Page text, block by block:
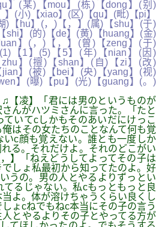
】(某)【mou】(栋)【dong】(别)
】(小)【xiao】(区)【qu】(毗)【pi】
)【hu】(，)【，】(属)【shu】(于)
shi】(的)【de】(黄)【huang】(金)
】(，)【，】(曾)【zeng】(于)
【1】(5)【5】(年)【nian】(因)
】(擅)【shan】(自)【zi】(改)
jian】(被)【bei】(央)【yang】(视)
】(曝)【pu】(光)【guang】(。)
凌】「君には男のというものが
んがハツミさんに言った。「たと
ていてcしかもそのあいだにけっこ
はその女たちのことなんて何も覚
いc顔も覚えない。誰とも一度しか
る。それだけよ。それのどこがい
】「ねえどうしてよってその子は
しょ私最初から知ってたのよ。好
うの。男の人とやるよりずっとい
てるじゃない。私cもっともっと良
よ。体が溶けちゃうくらい良くし
ょcねでもねc本当にその子の言う
とやるよりその子とやってる方が